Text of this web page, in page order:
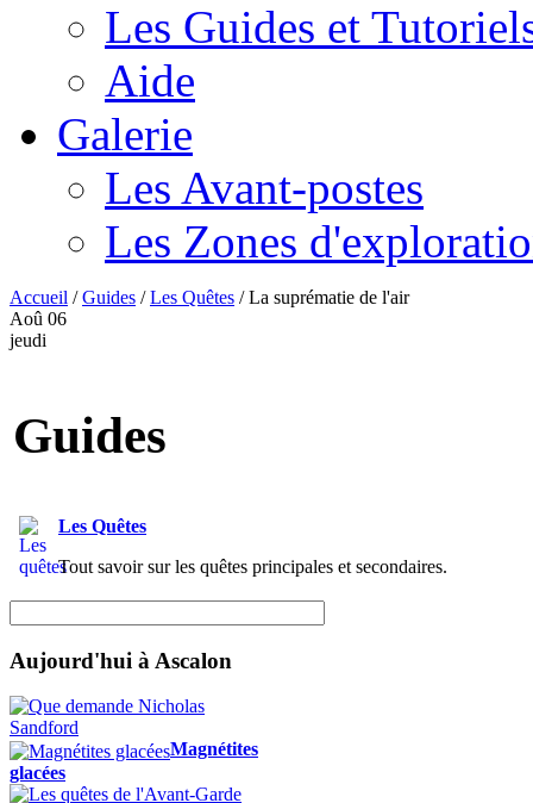
Les Guides et
Aide
Galerie
Les Avant-postes
Les Zones
Accueil /Guides /Les Quêtes /La suprématie de l'air
Aoû 06
jeudi
Guides
Les Quêtes
Tout savoir sur les quêtes principales et secondaires.
Aujourd'hui à Ascalon
Magnétites
glacées